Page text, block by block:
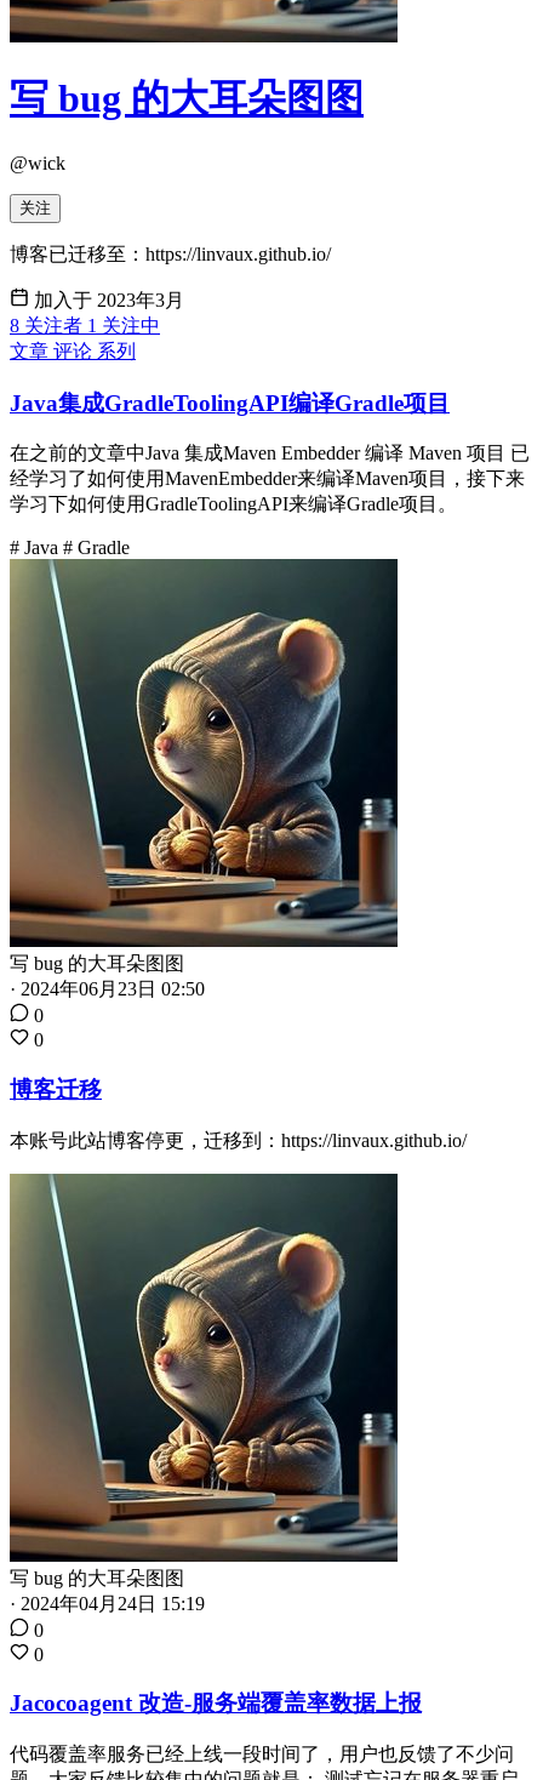
写 bug 的大耳朵图图
@wick
关注
博客已迁移至：https://linvaux.github.io/
加入于 2023年3月
8 关注者 1 关注中
文章 评论 系列
Java集成GradleToolingAPI编译Gradle项目
在之前的文章中Java 集成Maven Embedder 编译 Maven 项目 已
经学习了如何使用MavenEmbedder来编译Maven项目，接下来
学习下如何使用GradleToolingAPI来编译Gradle项目。
# Java # Gradle
写 bug 的大耳朵图图
· 2024年06月23日 02:50
0
0
博客迁移
本账号此站博客停更，迁移到：https://linvaux.github.io/
写 bug 的大耳朵图图
· 2024年04月24日 15:19
0
0
Jacocoagent 改造-服务端覆盖率数据上报
代码覆盖率服务已经上线一段时间了，用户也反馈了不少问